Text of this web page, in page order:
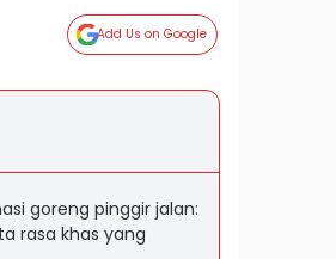
Add Us on Google
goreng pinggir jalan:
rasa khas yang